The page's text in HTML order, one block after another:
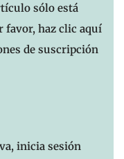
sólo está
favor, haz clic aquí
de suscripción
inicia sesión